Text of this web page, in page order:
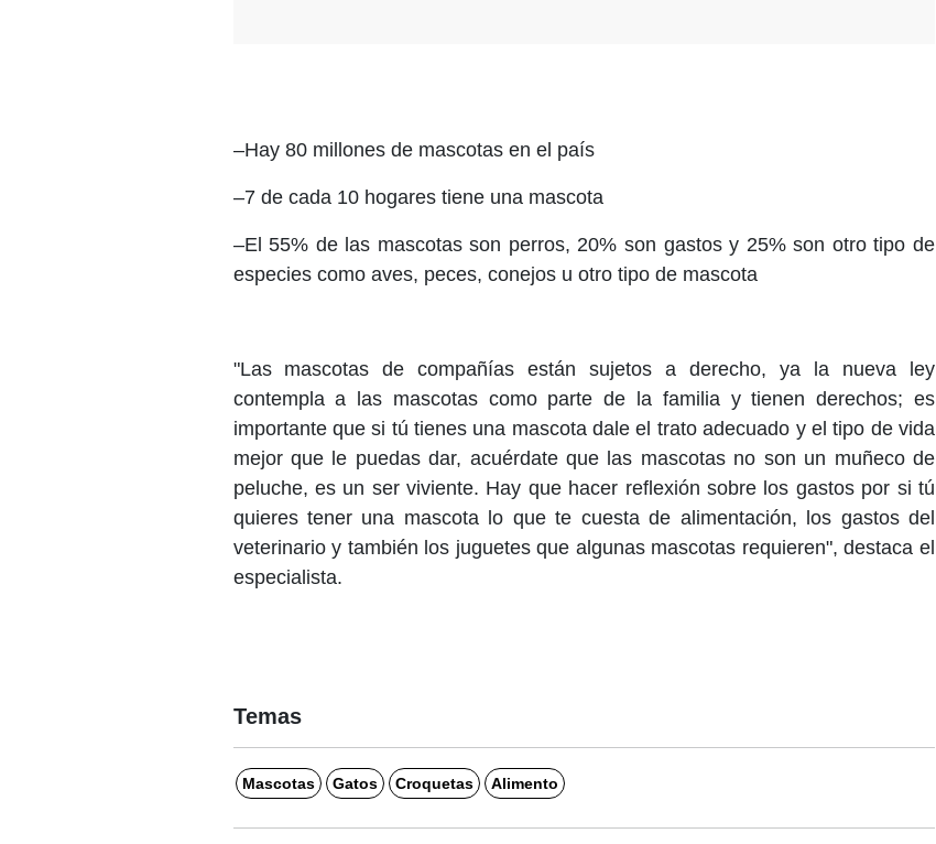
–Hay 80 millones de mascotas en el país
–7 de cada 10 hogares tiene una mascota
–El 55% de las mascotas son perros, 20% son gastos y 25% son otro tipo de
especies como aves, peces, conejos u otro tipo de mascota
"Las mascotas de compañías están sujetos a derecho, ya la nueva ley
contempla a las mascotas como parte de la familia y tienen derechos; es
importante que si tú tienes una mascota dale el trato adecuado y el tipo de vida
mejor que le puedas dar, acuérdate que las mascotas no son un muñeco de
peluche, es un ser viviente. Hay que hacer reflexión sobre los gastos por si tú
quieres tener una mascota lo que te cuesta de alimentación, los gastos del
veterinario y también los juguetes que algunas mascotas requieren", destaca el
especialista.
Temas
Mascotas Gatos Croquetas Alimento